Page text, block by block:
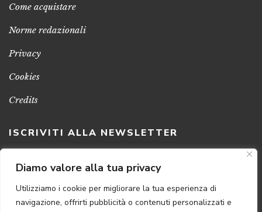
Diamo valore alla tua privacy
Utilizziamo i cookie per migliorare la tua esperienza di
navigazione, offrirti pubblicità o contenuti personalizzati e
Come acquistare
Norme redazionali
Privacy
Cookies
Credits
ISCRIVITI ALLA NEWSLETTER
Clicca sul pulsante per ricevere le nostre ultime novità,
notizie e promozioni